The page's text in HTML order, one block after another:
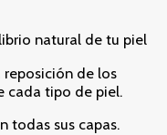
natural de tu piel
reposición de los
cada tipo de piel.
todas sus capas.